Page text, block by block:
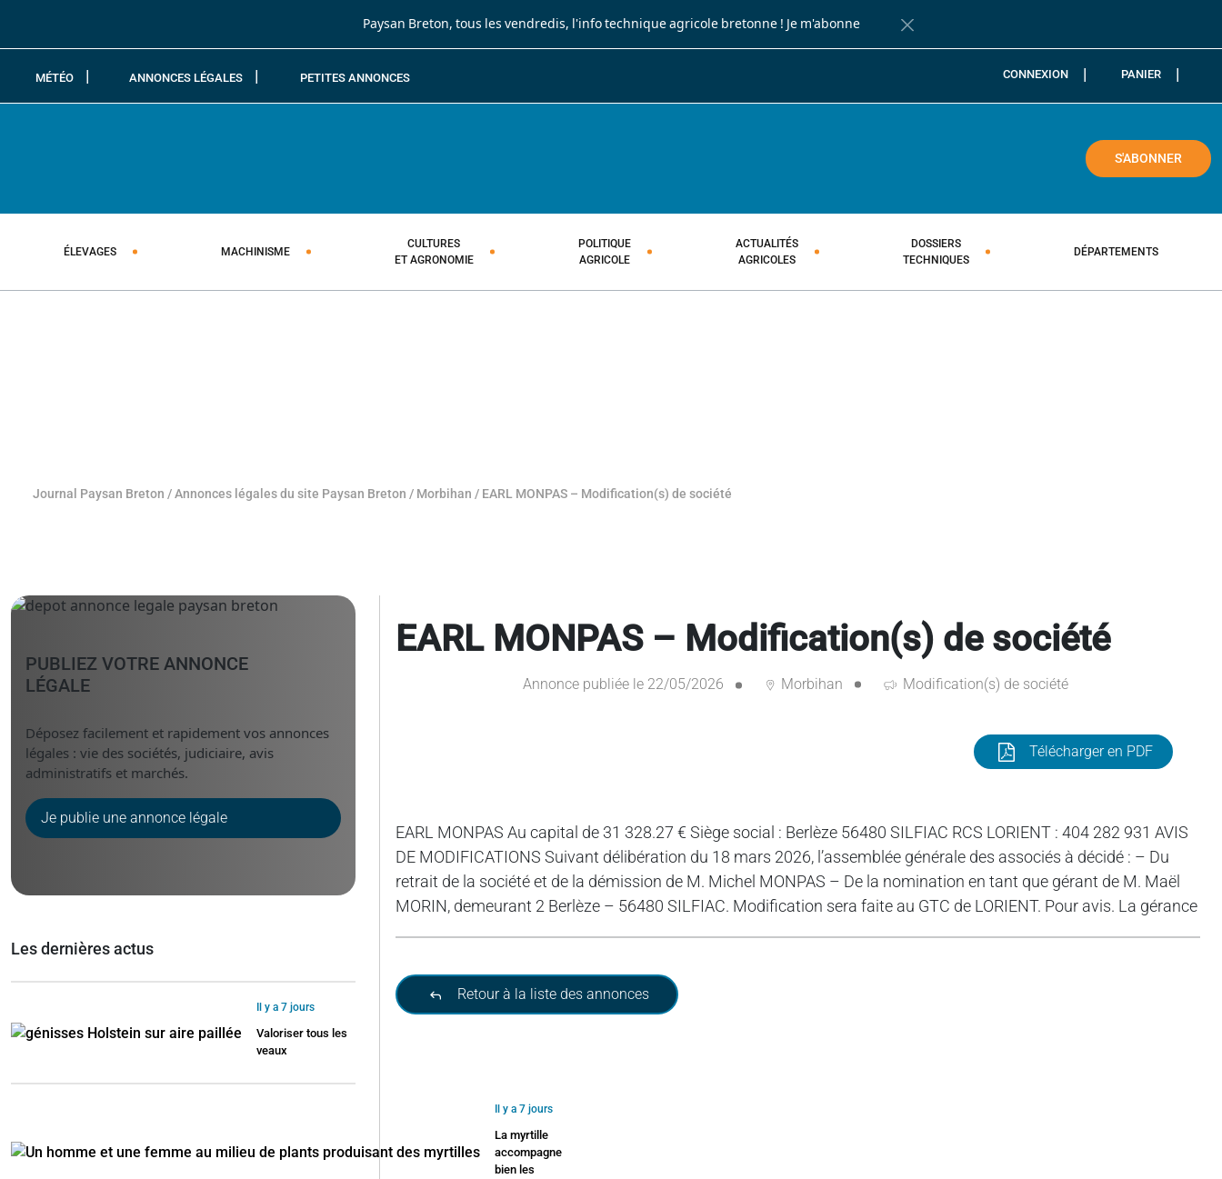
Paysan Breton, tous les vendredis, l'info technique agricole bretonne ! Je m'abonne
Fermer la barre de notification
MÉTÉO ANNONCES LÉGALES PETITES ANNONCES CONNEXION PANIER
S'ABONNER
ÉLEVAGES MACHINISME
CULTURES
ET AGRONOMIE
POLITIQUE
AGRICOLE
ACTUALITÉS
AGRICOLES
DOSSIERS
TECHNIQUES
DÉPARTEMENTS
Journal Paysan Breton /Annonces légales du site Paysan Breton / Morbihan / EARL MONPAS – Modification(s) de société
EARL MONPAS – Modification(s) de société
Annonce publiée le 22/05/2026 Morbihan Modification(s) de société
Télécharger en PDF
EARL MONPAS Au capital de 31 328.27 € Siège social : Berlèze 56480 SILFIAC RCS LORIENT : 404 282 931 AVIS
DE MODIFICATIONS Suivant délibération du 18 mars 2026, l’assemblée générale des associés à décidé : – Du
retrait de la société et de la démission de M. Michel MONPAS – De la nomination en tant que gérant de M. Maël
MORIN, demeurant 2 Berlèze – 56480 SILFIAC. Modification sera faite au GTC de LORIENT. Pour avis. La gérance
Retour à la liste des annonces
PUBLIEZ VOTRE ANNONCE
LÉGALE
Déposez facilement et rapidement vos annonces
légales : vie des sociétés, judiciaire, avis
administratifs et marchés.
Je publie une annonce légale
Les dernières actus
Il y a 7 jours
Valoriser tous les
veaux
Il y a 7 jours
La myrtille
accompagne
bien les